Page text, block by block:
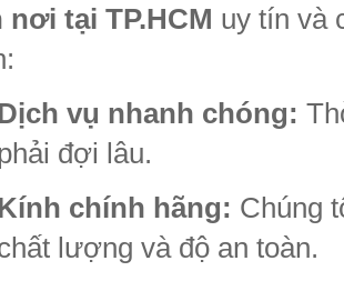
nơi tại TP.HCM uy tín và
vụ nhanh chóng:
đợi lâu.
chính hãng: Chúng
lượng và độ an toàn.